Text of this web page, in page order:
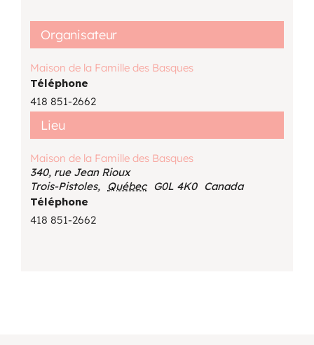
Lieu
Maison de la Famille des Basques
340, rue Jean Rioux
Trois-Pistoles, Québec G0L 4K0 Canada
Téléphone
418 851-2662
Organisateur
Maison de la Famille des Basques
Téléphone
418 851-2662